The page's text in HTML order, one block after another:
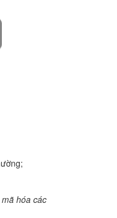
hóa các